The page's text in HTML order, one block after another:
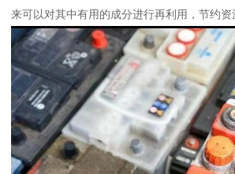
来可以对其中有用的成分进行再利用，节约资